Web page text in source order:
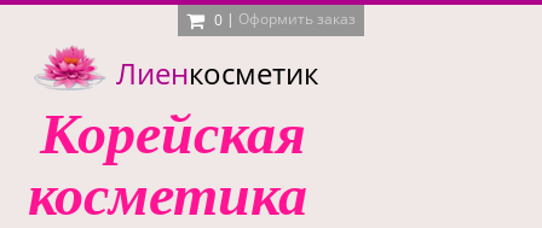
0 | Оформить заказ
Лиенкосметик
Корейская
косметика